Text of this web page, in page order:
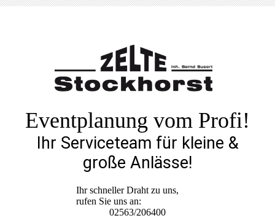
Eventplanung vom Profi!
Ihr Serviceteam für kleine &
große Anlässe!
Ihr schneller Draht zu uns,
rufen Sie uns an:
02563/206400